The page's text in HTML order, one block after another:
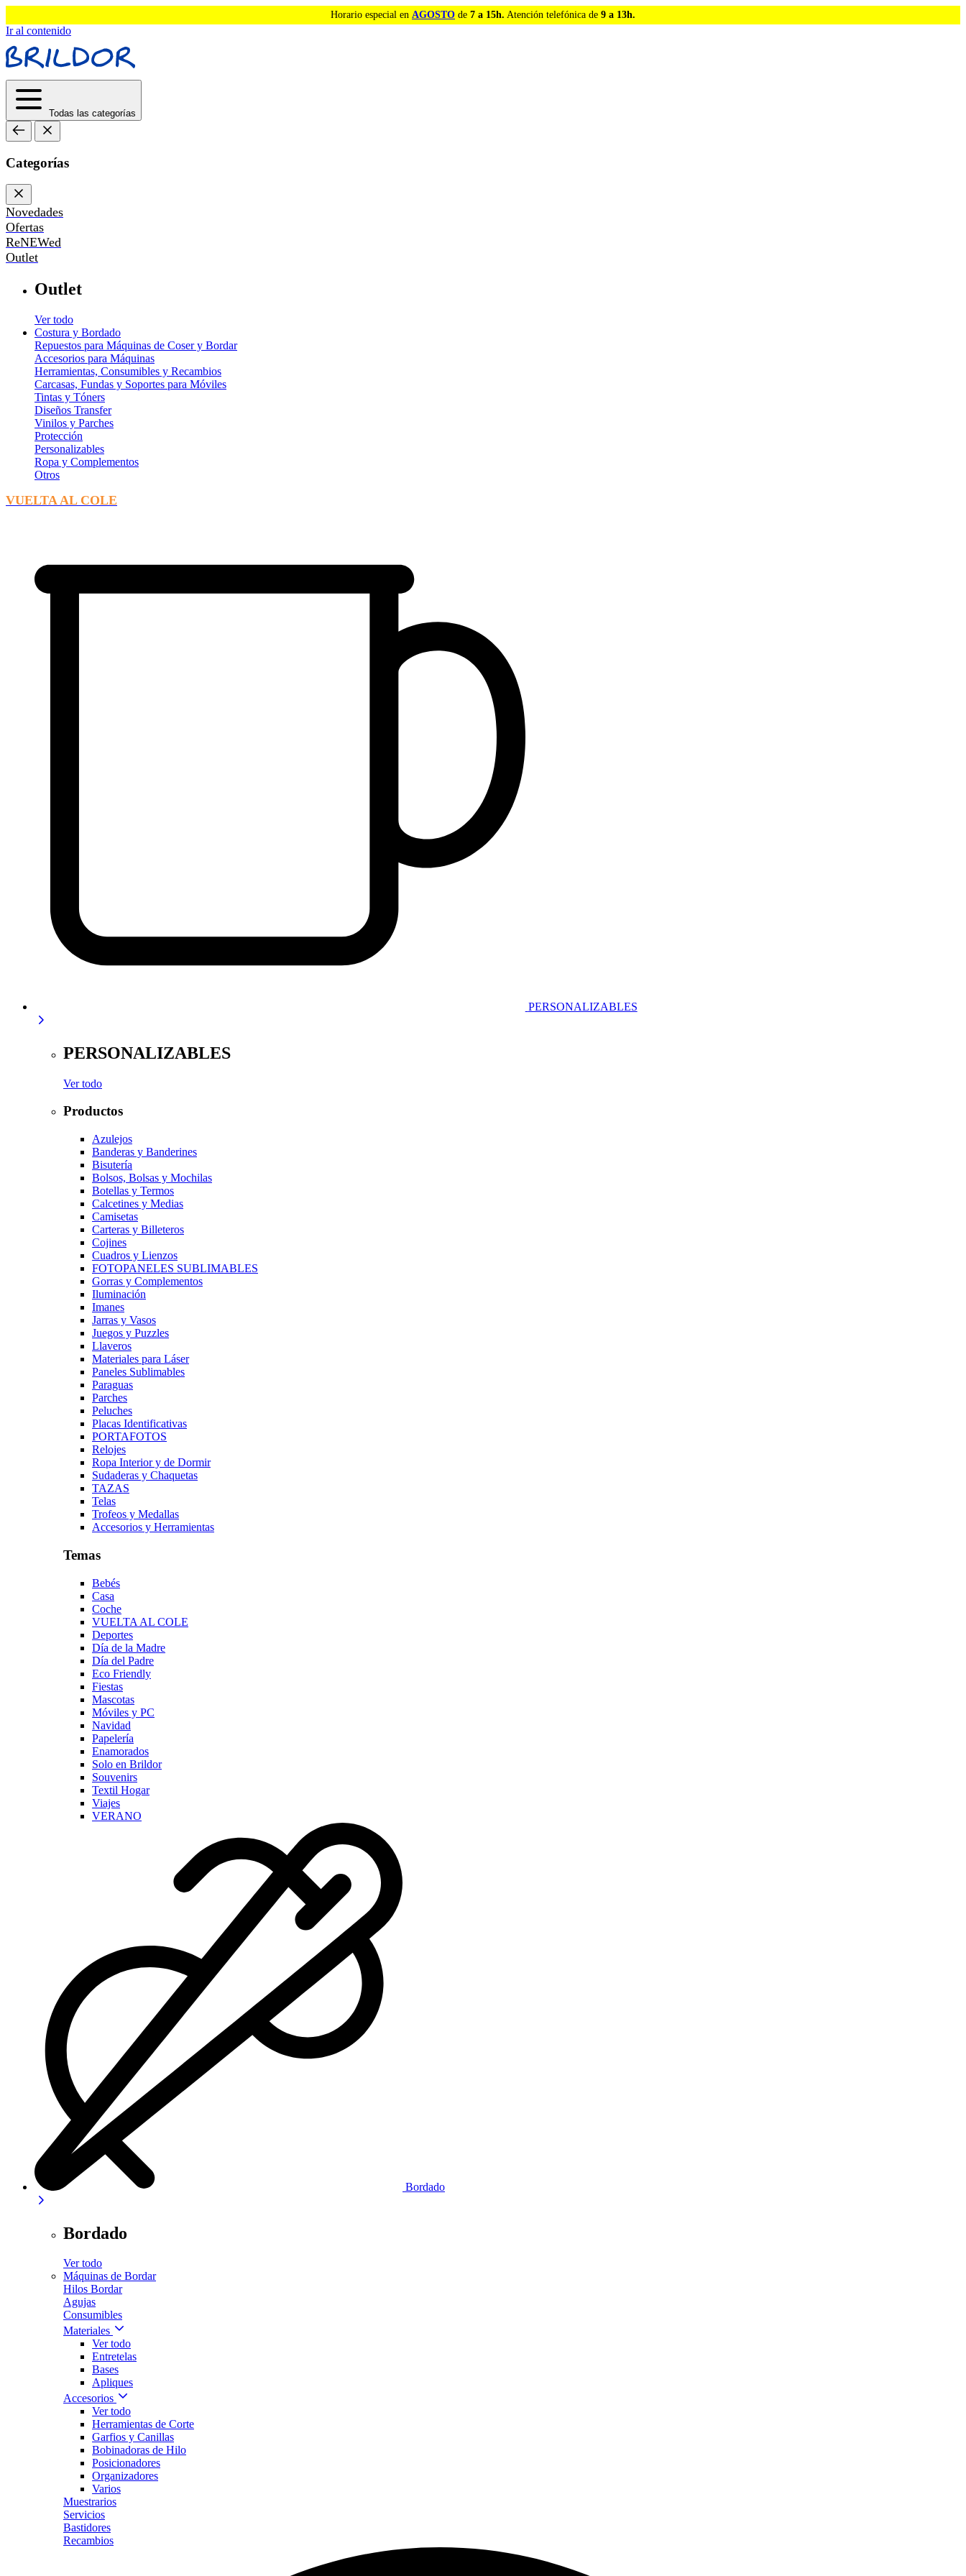
Horario especial en AGOSTO de 7 a 15h. Atención telefónica de 9 a 13h.
Ir al contenido
Todas las categorías
Categorías
Novedades
Ofertas
ReNEWed
Outlet
Outlet
Ver todo
Costura y Bordado
Repuestos para Máquinas de Coser y Bordar
Accesorios para Máquinas
Herramientas, Consumibles y Recambios
Carcasas, Fundas y Soportes para Móviles
Tintas y Tóners
Diseños Transfer
Vinilos y Parches
Protección
Personalizables
Ropa y Complementos
Otros
VUELTA AL COLE
PERSONALIZABLES
PERSONALIZABLES
Ver todo
Productos
Azulejos
Banderas y Banderines
Bisutería
Bolsos, Bolsas y Mochilas
Botellas y Termos
Calcetines y Medias
Camisetas
Carteras y Billeteros
Cojines
Cuadros y Lienzos
FOTOPANELES SUBLIMABLES
Gorras y Complementos
Iluminación
Imanes
Jarras y Vasos
Juegos y Puzzles
Llaveros
Materiales para Láser
Paneles Sublimables
Paraguas
Parches
Peluches
Placas Identificativas
PORTAFOTOS
Relojes
Ropa Interior y de Dormir
Sudaderas y Chaquetas
TAZAS
Telas
Trofeos y Medallas
Accesorios y Herramientas
Temas
Bebés
Casa
Coche
VUELTA AL COLE
Deportes
Día de la Madre
Día del Padre
Eco Friendly
Fiestas
Mascotas
Móviles y PC
Navidad
Papelería
Enamorados
Solo en Brildor
Souvenirs
Textil Hogar
Viajes
VERANO
Bordado
Bordado
Ver todo
Máquinas de Bordar
Hilos Bordar
Agujas
Consumibles
Materiales
Ver todo
Entretelas
Bases
Apliques
Accesorios
Ver todo
Herramientas de Corte
Garfios y Canillas
Bobinadoras de Hilo
Posicionadores
Organizadores
Varios
Muestrarios
Servicios
Bastidores
Recambios